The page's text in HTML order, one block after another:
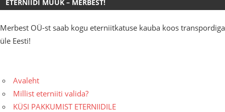
ETERNIIDI MÜÜK – MERBEST!
Merbest OÜ-st saab kogu eterniitkatuse kauba koos transpordiga
üle Eesti!
Avaleht
Millist eterniiti valida?
KÜSI PAKKUMIST ETERNIIDILE